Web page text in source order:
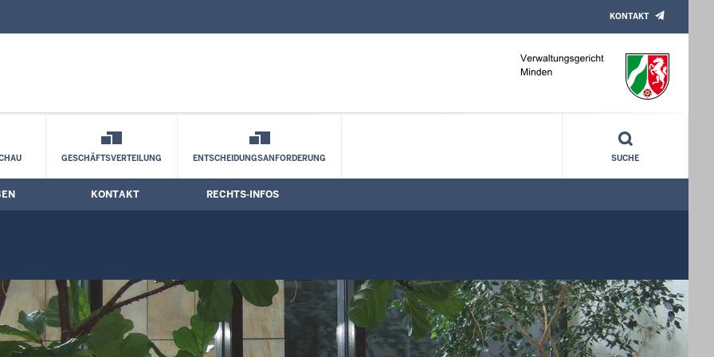
Kontaktformular
KONTAKT
GESCHÄFTSVERTEILUNG ENTSCHEIDUNGSANFORDERUNG SUCHE
KONTAKT RECHTS-INFOS